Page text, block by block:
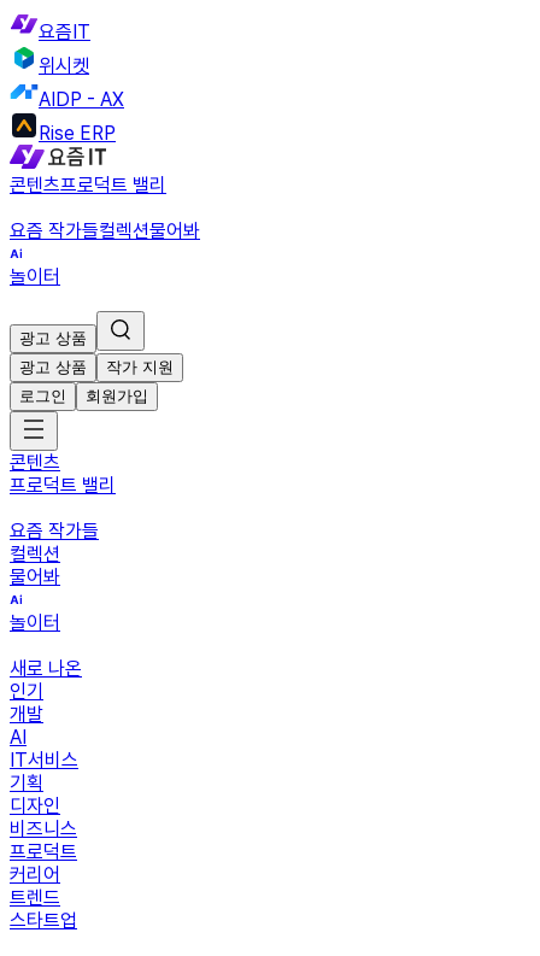
요즘IT
위시켓
AIDP - AX
Rise ERP
콘텐츠프로덕트 밸리
요즘 작가들컬렉션물어봐
놀이터
광고 상품
광고 상품
작가 지원
로그인
회원가입
콘텐츠
프로덕트 밸리
요즘 작가들
컬렉션
물어봐
놀이터
새로 나온
인기
개발
AI
IT서비스
기획
디자인
비즈니스
프로덕트
커리어
트렌드
스타트업